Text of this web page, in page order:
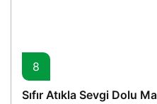
8
Sıfır Atıkla Sevgi Dolu